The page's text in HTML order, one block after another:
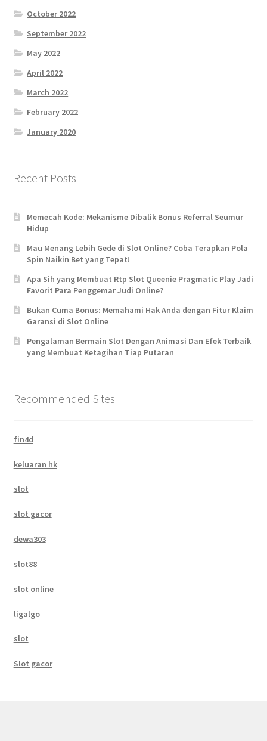
October 2022
September 2022
May 2022
April 2022
March 2022
February 2022
January 2020
Recent Posts
Memecah Kode: Mekanisme Dibalik Bonus Referral Seumur
Hidup
Mau Menang Lebih Gede di Slot Online? Coba Terapkan Pola
Spin Naikin Bet yang Tepat!
Apa Sih yang Membuat Rtp Slot Queenie Pragmatic Play Jadi
Favorit Para Penggemar Judi Online?
Bukan Cuma Bonus: Memahami Hak Anda dengan Fitur Klaim
Garansi di Slot Online
Pengalaman Bermain Slot Dengan Animasi Dan Efek Terbaik
yang Membuat Ketagihan Tiap Putaran
Recommended Sites
fin4d
keluaran hk
slot
slot gacor
dewa303
slot88
slot online
ligalgo
slot
Slot gacor